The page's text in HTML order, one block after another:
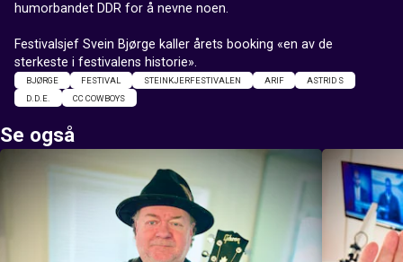
humorbandet DDR for å nevne noen.
Festivalsjef Svein Bjørge kaller årets booking «en av de
sterkeste i festivalens historie».
BJØRGE FESTIVAL STEINKJERFESTIVALEN ARIF
ASTRID S
D.D.E.
CC COWBOYS
Se også